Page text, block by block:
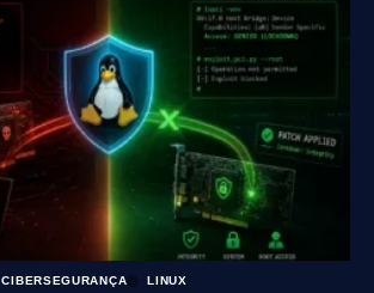
CIBERSEGURANÇA LINUX